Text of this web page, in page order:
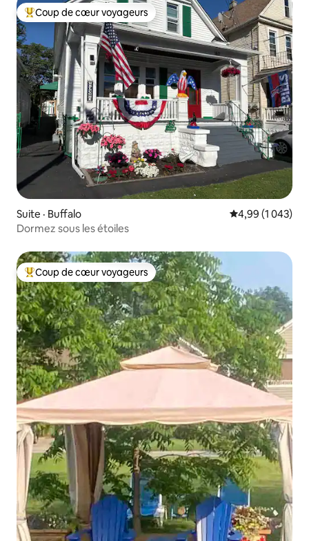
Coup de cœur voyageurs parmi les plus aimés
Coup de cœur voyageurs
Suite · Buffalo Note moyenne
4,99 (1 043)
Dormez sous les étoiles
Coup de cœur voyageurs parmi les plus aimés
Coup de cœur voyageurs